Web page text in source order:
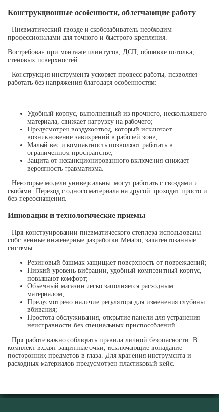
Конструкционные особенности, облегчающие работу
Пневматический гвозде и скобозабиватель необходим
профессионалами для точного и быстрого крепления.
Востребован при монтаже плинтусов, ДСП, обшивке потолка,
стеновых поверхностей.
Конструкция инструмента ускоряет процесс работы, позволяет
работать без напряжения благодаря особенностям:
Удобный корпус, выполненный из прочного, нескользящего
материала, снижает нагрузку на рабочего;
Предусмотрен воздухоотвод, который исключает
возникновение завихрений в рабочей зоне;
Малый вес и компактность позволяют работать в
ограниченном пространстве;
Защита от несанкционированного включения снижает
вероятность травматизма.
Некоторые модели универсальны: могут работать с гвоздями и
скобами. Переход с одного материала на другой проходит просто и
без переоснащения.
Инновации и технологические приемы
При конструировании пневматического степлера использованы
собственные инженерные разработки Metabo, запатентованные
системы:
Резиновый башмак защищает поверхность от повреждений;
Низкий уровень вибрации, удобный композитный корпус,
повышают комфорт;
Объемный магазин легко заполняется расходным
материалом;
Предусмотрено наличие регулятора для изменения глубины
вбивания;
Простота обслуживания, открытие панели для устранения
неисправности без специальных приспособлений.
При работе важно соблюдать правила личной безопасности. В
комплект входят защитные очки, исключающие попадание
посторонних предметов в глаза. Для хранения инструмента и
расходных материалов предусмотрен пластиковый кейс.